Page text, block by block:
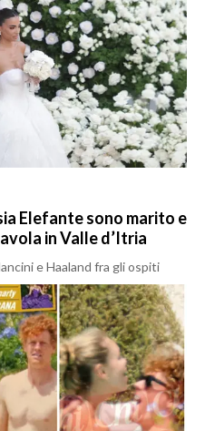
Elefante sono marito e
in Valle d’Itria
e Haaland fra gli ospiti